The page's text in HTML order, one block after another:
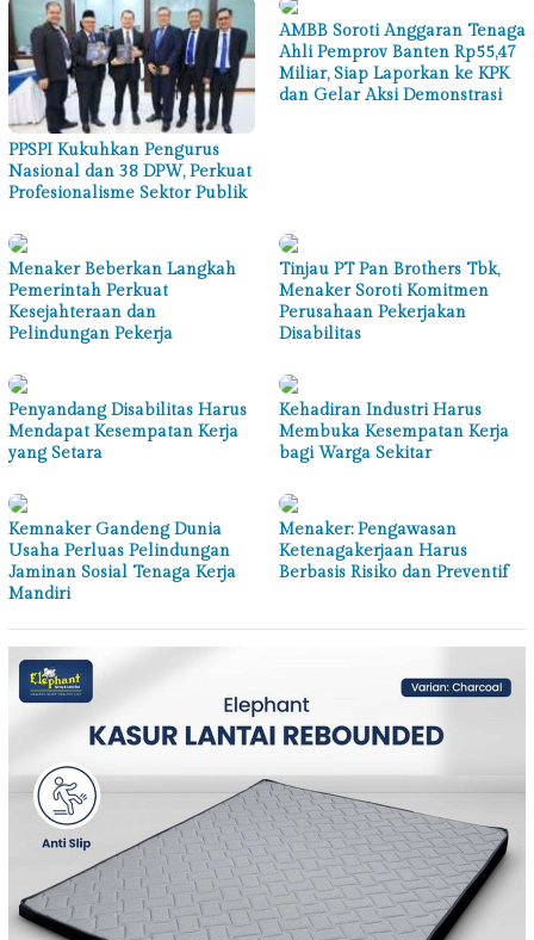
PPSPI Kukuhkan Pengurus
Nasional dan 38 DPW, Perkuat
Profesionalisme Sektor Publik
AMBB Soroti Anggaran Tenaga
Ahli Pemprov Banten Rp55,47
Miliar, Siap Laporkan ke KPK
dan Gelar Aksi Demonstrasi
Menaker Beberkan Langkah
Pemerintah Perkuat
Kesejahteraan dan
Pelindungan Pekerja
Tinjau PT Pan Brothers Tbk,
Menaker Soroti Komitmen
Perusahaan Pekerjakan
Disabilitas
Penyandang Disabilitas Harus
Mendapat Kesempatan Kerja
yang Setara
Kehadiran Industri Harus
Membuka Kesempatan Kerja
bagi Warga Sekitar
Kemnaker Gandeng Dunia
Usaha Perluas Pelindungan
Jaminan Sosial Tenaga Kerja
Mandiri
Menaker: Pengawasan
Ketenagakerjaan Harus
Berbasis Risiko dan Preventif